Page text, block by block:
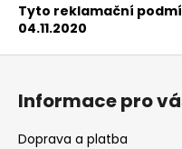
Tyto reklamační
04.11.2020
Z
Informace pro
Doprava a platba